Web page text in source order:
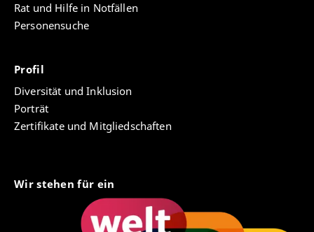
Rat und Hilfe in Notfällen
Personensuche
Profil
Diversität und Inklusion
Porträt
Zertifikate und Mitgliedschaften
Wir stehen für ein